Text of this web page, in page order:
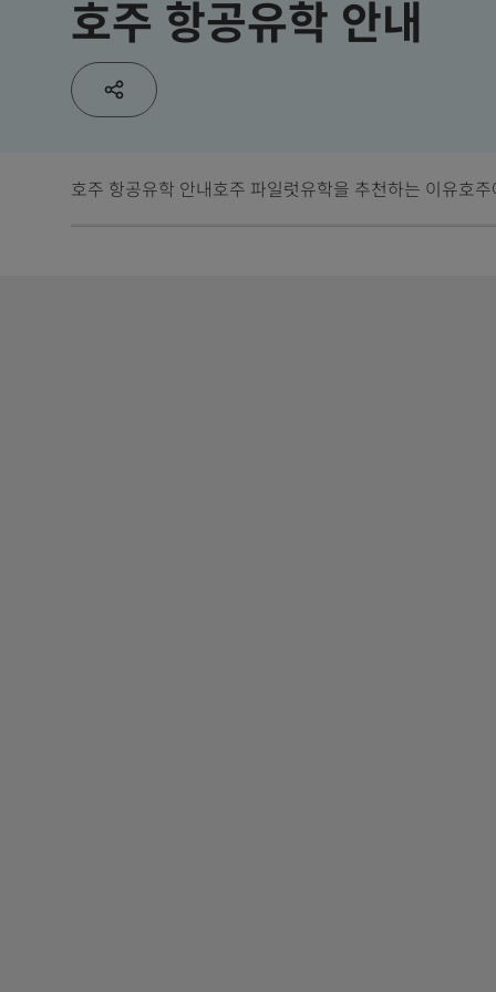
호주 항공유학 안내
호주 항공유학 안내호주 파일럿유학을 추천하는 이유호